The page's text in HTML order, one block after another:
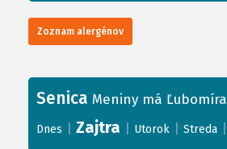
Zoznam alergénov
Senica Meniny má Ľubomíra
Dnes Zajtra Utorok Streda